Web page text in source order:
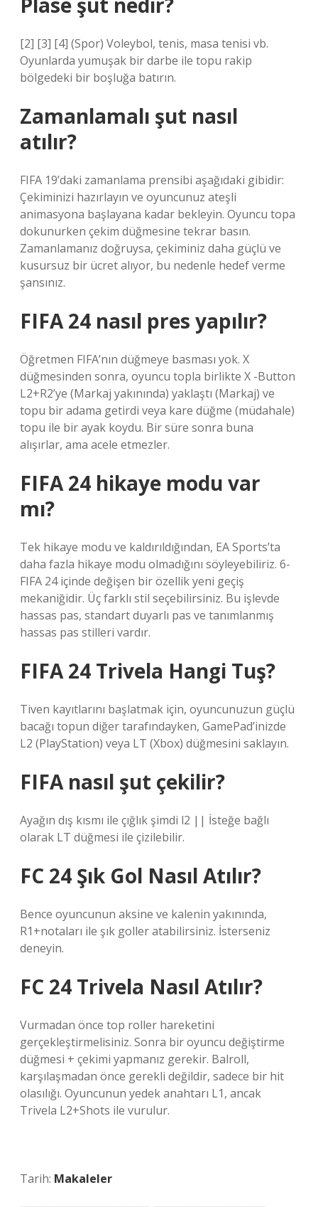
[2] [3] [4] (Spor) Voleybol, tenis, masa tenisi vb.
Oyunlarda yumuşak bir darbe ile topu rakip
bölgedeki bir boşluğa batırın.
Zamanlamalı şut nasıl
atılır?
FIFA 19’daki zamanlama prensibi aşağıdaki gibidir:
Çekiminizi hazırlayın ve oyuncunuz ateşli
animasyona başlayana kadar bekleyin. Oyuncu topa
dokunurken çekim düğmesine tekrar basın.
Zamanlamanız doğruysa, çekiminiz daha güçlü ve
kusursuz bir ücret alıyor, bu nedenle hedef verme
şansınız.
FIFA 24 nasıl pres yapılır?
Öğretmen FIFA’nın düğmeye basması yok. X
düğmesinden sonra, oyuncu topla birlikte X -Button
L2+R2’ye (Markaj yakınında) yaklaştı (Markaj) ve
topu bir adama getirdi veya kare düğme (müdahale)
topu ile bir ayak koydu. Bir süre sonra buna
alışırlar, ama acele etmezler.
FIFA 24 hikaye modu var
mı?
Tek hikaye modu ve kaldırıldığından, EA Sports’ta
daha fazla hikaye modu olmadığını söyleyebiliriz. 6-
FIFA 24 içinde değişen bir özellik yeni geçiş
mekaniğidir. Üç farklı stil seçebilirsiniz. Bu işlevde
hassas pas, standart duyarlı pas ve tanımlanmış
hassas pas stilleri vardır.
FIFA 24 Trivela Hangi Tuş?
Tiven kayıtlarını başlatmak için, oyuncunuzun güçlü
bacağı topun diğer tarafındayken, GamePad’inizde
L2 (PlayStation) veya LT (Xbox) düğmesini saklayın.
FIFA nasıl şut çekilir?
Ayağın dış kısmı ile çığlık şimdi l2 || İsteğe bağlı
olarak LT düğmesi ile çizilebilir.
FC 24 Şık Gol Nasıl Atılır?
Bence oyuncunun aksine ve kalenin yakınında,
R1+notaları ile şık goller atabilirsiniz. İsterseniz
deneyin.
FC 24 Trivela Nasıl Atılır?
Vurmadan önce top roller hareketini
gerçekleştirmelisiniz. Sonra bir oyuncu değiştirme
düğmesi + çekimi yapmanız gerekir. Balroll,
karşılaşmadan önce gerekli değildir, sadece bir hit
olasılığı. Oyuncunun yedek anahtarı L1, ancak
Trivela L2+Shots ile vurulur.
Tarih: Makaleler